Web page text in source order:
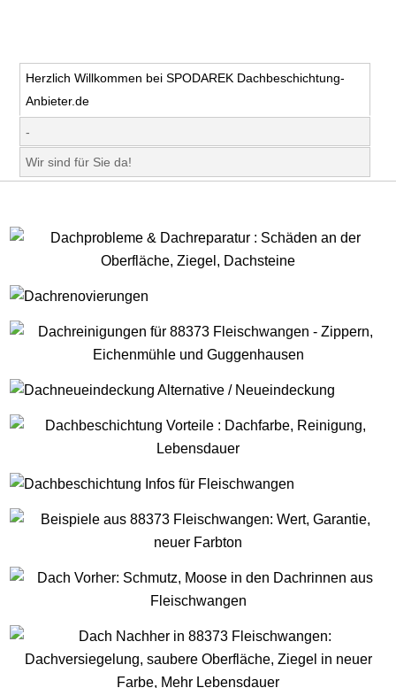
Herzlich Willkommen bei SPODAREK Dachbeschichtung-
Anbieter.de
-
Wir sind für Sie da!